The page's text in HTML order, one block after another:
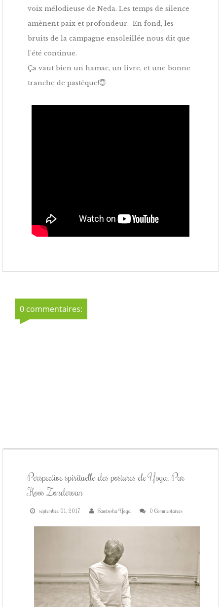
voix mélodieuse de Neda. Les temps de silence
amènent paix et profondeur. En fond, les
bruits de la campagne ensoleillée nous dit que
l'été continue.
Ça vaut bien un hamac, un livre, et une bonne
tranche de pastèque!😇
0 commentaires:
Perspective spirituelle des postures de Yoga. Par
Koos Zondervan
septembre 01, 2017 Samtosha Yoga 0 Commentaires